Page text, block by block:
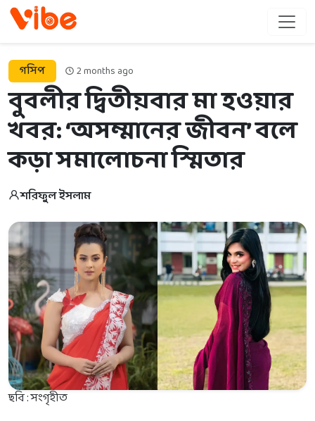
গসিপ 2 months ago
বুবলীর দ্বিতীয়বার মা হওয়ার
খবর: ‘অসম্মানের জীবন’ বলে
কড়া সমালোচনা স্মিতার
শরিফুল ইসলাম
ছবি : সংগৃহীত